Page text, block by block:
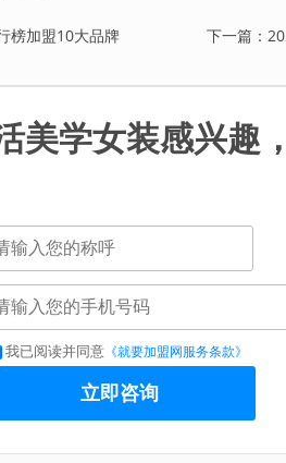
下一篇：
榜加盟10大品牌
美学女装感兴趣
我已阅读并同意 《就要加盟网服务条款》
立即咨询